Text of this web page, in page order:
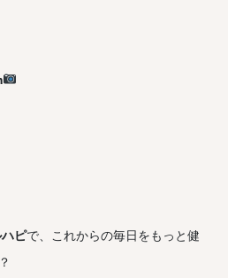
ピで、これからの毎日をもっと健